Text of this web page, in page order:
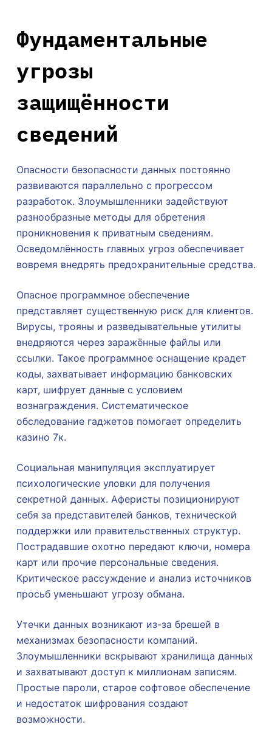
Фундаментальные
угрозы
защищённости
сведений
Опасности безопасности данных постоянно
развиваются параллельно с прогрессом
разработок. Злоумышленники задействуют
разнообразные методы для обретения
проникновения к приватным сведениям.
Осведомлённость главных угроз обеспечивает
вовремя внедрять предохранительные средства.
Опасное программное обеспечение
представляет существенную риск для клиентов.
Вирусы, трояны и разведывательные утилиты
внедряются через заражённые файлы или
ссылки. Такое программное оснащение крадет
коды, захватывает информацию банковских
карт, шифрует данные с условием
вознаграждения. Систематическое
обследование гаджетов помогает определить
казино 7к.
Социальная манипуляция эксплуатирует
психологические уловки для получения
секретной данных. Аферисты позиционируют
себя за представителей банков, технической
поддержки или правительственных структур.
Пострадавшие охотно передают ключи, номера
карт или прочие персональные сведения.
Критическое рассуждение и анализ источников
просьб уменьшают угрозу обмана.
Утечки данных возникают из-за брешей в
механизмах безопасности компаний.
Злоумышленники вскрывают хранилища данных
и захватывают доступ к миллионам записям.
Простые пароли, старое софтовое обеспечение
и недостаток шифрования создают
возможности.